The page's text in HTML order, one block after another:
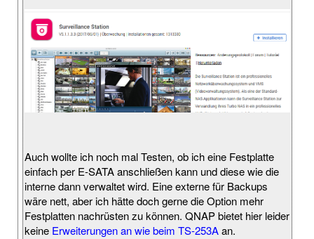
Auch wollte ich noch mal Testen, ob ich eine Festplatte
einfach per E-SATA anschließen kann und diese wie die
interne dann verwaltet wird. Eine externe für Backups
wäre nett, aber ich hätte doch gerne die Option mehr
Festplatten nachrüsten zu können. QNAP bietet hier leider
keine Erweiterungen an wie beim TS-253Aan.